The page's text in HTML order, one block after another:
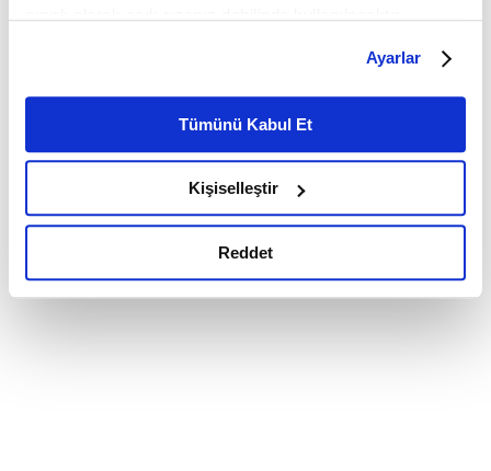
belirleyebilirsiniz. Çerezlere ilişkin detaylı bilgi için
Ayarlar butonuna tıklayabilir,Çerez Bilgilendirme
Metnimizi ziyaret edebilirsiniz.
6698 sayılı Kişisel Verilerin Korunması Kanunu uyarınca
okumak ve sitemizi ziyaretiniz kapsamında
gerçekleştirilen veri işleme faaliyetleri ile ilgili daha
detaylı bilgi almak için lütfentıklayınız.
Ayarlar
Tümünü Kabul Et
Kişiselleştir
Reddet